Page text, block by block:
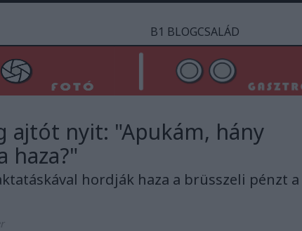
B1 BLOGCSALÁD
ajtót nyit: "Apukám, hány
haza?"
hordják haza a brüsszeli pénzt a